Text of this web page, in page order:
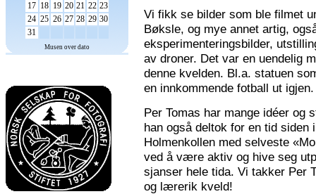
17 18 19 20 21 22 23
24 25 26 27 28 29 30
31
Musen over dato
Vi fikk se bilder som ble filmet
Bøksle, og mye annet artig,
eksperimenteringsbilder,
av droner. Det var en uendelig
denne kvelden. Bl.a. statuen
en innkommende fotball ut igjen.
Per Tomas har mange idéer og
han også deltok for en tid siden
Holmenkollen med selveste
ved å være aktiv og hive seg
sjanser hele tida. Vi takker Per
og lærerik kveld!